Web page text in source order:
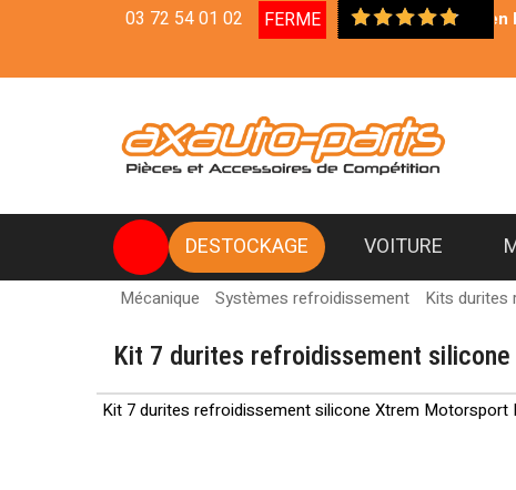
03 72 54 01 02 FERMELivraison en Relais Colis
DESTOCKAGE VOITURE
Mécanique Systèmes refroidissement Kits durites
Kit 7 durites refroidissement silicone
Kit 7 durites refroidissement silicone Xtrem Motorsport